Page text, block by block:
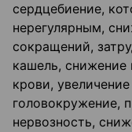
сердцебиение,
нерегулярным,
сокращений,
кашель, снижение
крови,
головокружение,
нервозность,